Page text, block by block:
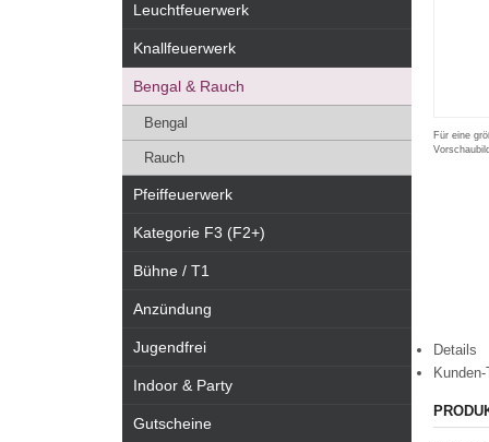
Für eine
Vorschaubild
Details
Leuchtfeuerwerk
Knallfeuerwerk
Bengal & Rauch
Bengal
Rauch
Pfeiffeuerwerk
Kategorie F3 (F2+)
Bühne / T1
Anzündung
Jugendfrei
Indoor & Party
Gutscheine